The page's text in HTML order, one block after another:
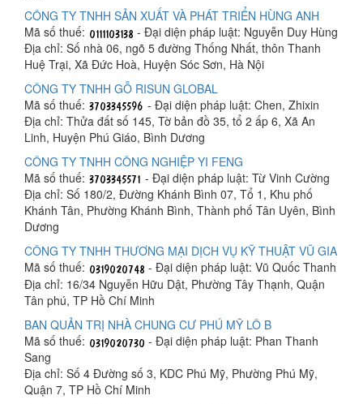
CÔNG TY TNHH SẢN XUẤT VÀ PHÁT TRIỂN HÙNG ANH
Mã số thuế:
- Đại diện pháp luật: Nguyễn Duy Hùng
Địa chỉ: Số nhà 06, ngõ 5 đường Thống Nhất, thôn Thanh
Huệ Trại, Xã Đức Hoà, Huyện Sóc Sơn, Hà Nội
CÔNG TY TNHH GỖ RISUN GLOBAL
Mã số thuế:
- Đại diện pháp luật: Chen, Zhixin
Địa chỉ: Thửa đất số 145, Tờ bản đồ 35, tổ 2 ấp 6, Xã An
Linh, Huyện Phú Giáo, Bình Dương
CÔNG TY TNHH CÔNG NGHIỆP YI FENG
Mã số thuế:
- Đại diện pháp luật: Từ Vinh Cường
Địa chỉ: Số 180/2, Đường Khánh Bình 07, Tổ 1, Khu phố
Khánh Tân, Phường Khánh Bình, Thành phố Tân Uyên, Bình
Dương
CÔNG TY TNHH THƯƠNG MẠI DỊCH VỤ KỸ THUẬT VŨ GIA
Mã số thuế:
- Đại diện pháp luật: Vũ Quốc Thanh
Địa chỉ: 16/34 Nguyễn Hữu Dật, Phường Tây Thạnh, Quận
Tân phú, TP Hồ Chí Minh
BAN QUẢN TRỊ NHÀ CHUNG CƯ PHÚ MỸ LÔ B
Mã số thuế:
- Đại diện pháp luật: Phan Thanh
Sang
Địa chỉ: Số 4 Đường số 3, KDC Phú Mỹ, Phường Phú Mỹ,
Quận 7, TP Hồ Chí Minh